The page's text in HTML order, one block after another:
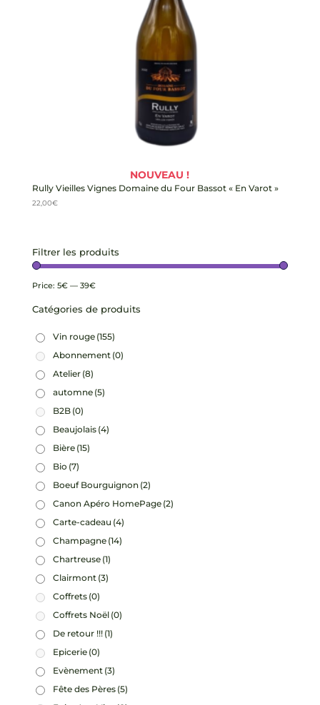
NOUVEAU !
Rully Vieilles Vignes Domaine du Four Bassot « En Varot »
22,00€
Filtrer les produits
Price: 5€— 39€
Catégories de produits
Vin rouge (155)
Abonnement (0)
Atelier (8)
automne (5)
B2B (0)
Beaujolais (4)
Bière (15)
Bio (7)
Boeuf Bourguignon (2)
Canon Apéro HomePage (2)
Carte-cadeau (4)
Champagne (14)
Chartreuse (1)
Clairmont (3)
Coffrets (0)
Coffrets Noël (0)
De retour !!! (1)
Epicerie (0)
Evènement (3)
Fête des Pères (5)